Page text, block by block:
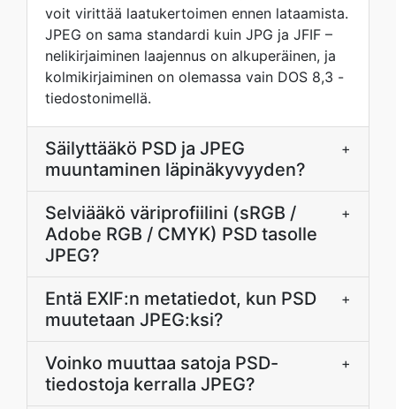
voit virittää laatukertoimen ennen lataamista.
JPEG on sama standardi kuin JPG ja JFIF –
nelikirjaiminen laajennus on alkuperäinen, ja
kolmikirjaiminen on olemassa vain DOS 8,3 -
tiedostonimellä.
Säilyttääkö PSD ja JPEG
muuntaminen läpinäkyvyyden?
+
Selviääkö väriprofiilini (sRGB /
Adobe RGB / CMYK) PSD tasolle
JPEG?
+
Entä EXIF:n metatiedot, kun PSD
muutetaan JPEG:ksi?
+
Voinko muuttaa satoja PSD-
tiedostoja kerralla JPEG?
+